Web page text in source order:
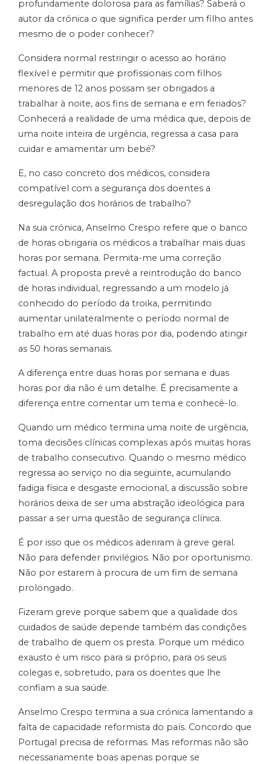
profundamente dolorosa para as famílias? Saberá o
autor da crónica o que significa perder um filho antes
mesmo de o poder conhecer?
Considera normal restringir o acesso ao horário
flexível e permitir que profissionais com filhos
menores de 12 anos possam ser obrigados a
trabalhar à noite, aos fins de semana e em feriados?
Conhecerá a realidade de uma médica que, depois de
uma noite inteira de urgência, regressa a casa para
cuidar e amamentar um bebé?
E, no caso concreto dos médicos, considera
compatível com a segurança dos doentes a
desregulação dos horários de trabalho?
Na sua crónica, Anselmo Crespo refere que o banco
de horas obrigaria os médicos a trabalhar mais duas
horas por semana. Permita-me uma correção
factual. A proposta prevê a reintrodução do banco
de horas individual, regressando a um modelo já
conhecido do período da troika, permitindo
aumentar unilateralmente o período normal de
trabalho em até duas horas por dia, podendo atingir
as 50 horas semanais.
A diferença entre duas horas por semana e duas
horas por dia não é um detalhe. É precisamente a
diferença entre comentar um tema e conhecê-lo.
Quando um médico termina uma noite de urgência,
toma decisões clínicas complexas após muitas horas
de trabalho consecutivo. Quando o mesmo médico
regressa ao serviço no dia seguinte, acumulando
fadiga física e desgaste emocional, a discussão sobre
horários deixa de ser uma abstração ideológica para
passar a ser uma questão de segurança clínica.
É por isso que os médicos aderiram à greve geral.
Não para defender privilégios. Não por oportunismo.
Não por estarem à procura de um fim de semana
prolongado.
Fizeram greve porque sabem que a qualidade dos
cuidados de saúde depende também das condições
de trabalho de quem os presta. Porque um médico
exausto é um risco para si próprio, para os seus
colegas e, sobretudo, para os doentes que lhe
confiam a sua saúde.
Anselmo Crespo termina a sua crónica lamentando a
falta de capacidade reformista do país. Concordo que
Portugal precisa de reformas. Mas reformas não são
necessariamente boas apenas porque se